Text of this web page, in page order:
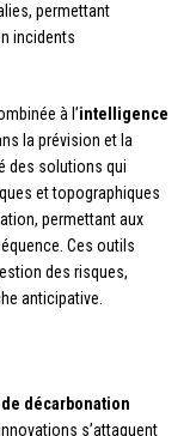
permettant
incidents
à l’intelligence
la prévision et la
des solutions qui
et topographiques
permettant aux
Ces outils
des risques,
anticipative.
décarbonation
s’attaquent